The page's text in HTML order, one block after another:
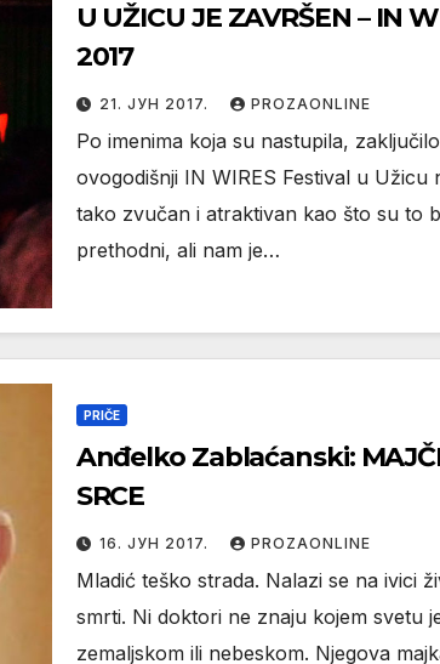
U UŽICU ЈЕ ZAVRŠEN – IN
2017
21. ЈУН 2017. PROZAONLINE
Po imenima koja su nastupila,
ovogodišnji IN WIRES Festival u Užicu
tako zvučan i atraktivan kao što su to
prethodni, ali nam je…
PRIČE
Anđelko Zablaćanski:
SRCE
16. ЈУН 2017. PROZAONLINE
Mladić teško strada. Nalazi se na ivici
smrti. Ni doktori ne znaju kojem svetu
zemaljskom ili nebeskom. Njegova